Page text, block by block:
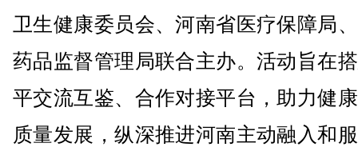
卫生健康委员会、河南省医疗保障局
药品监督管理局联合主办。活动旨在
平交流互鉴、合作对接平台，助力健
质量发展，纵深推进河南主动融入和